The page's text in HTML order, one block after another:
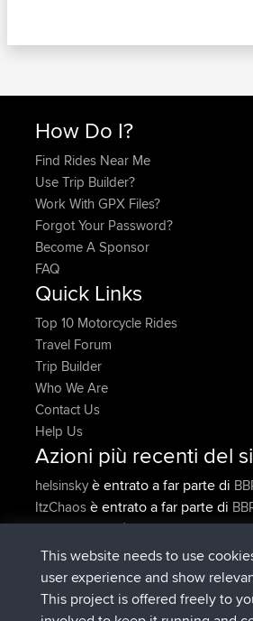
How Do I?
Find Rides Near Me
Use Trip Builder?
Work With GPX Files?
Forgot Your Password?
Become A Sponsor
FAQ
Quick Links
Top 10 Motorcycle Rides
Travel Forum
Trip Builder
Who We Are
Contact Us
Help Us
Azioni più recenti del
helsinskyè entrato a far parte di
ItzChaosè entrato a far parte di
denerocharlesè entrato a far
min fa
TheMagusè entrato a far parte di
fa
popovazariè entrato a far parte di
This website needs to use
user experience and show
This project is offered freely to